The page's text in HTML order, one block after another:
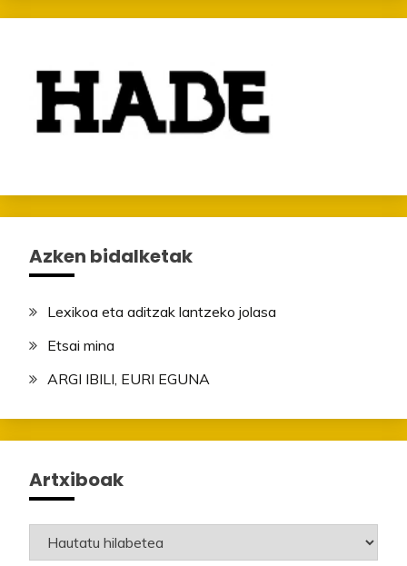
Azken bidalketak
Lexikoa eta aditzak lantzeko jolasa
Etsai mina
ARGI IBILI, EURI EGUNA
Artxiboak
Artxiboak